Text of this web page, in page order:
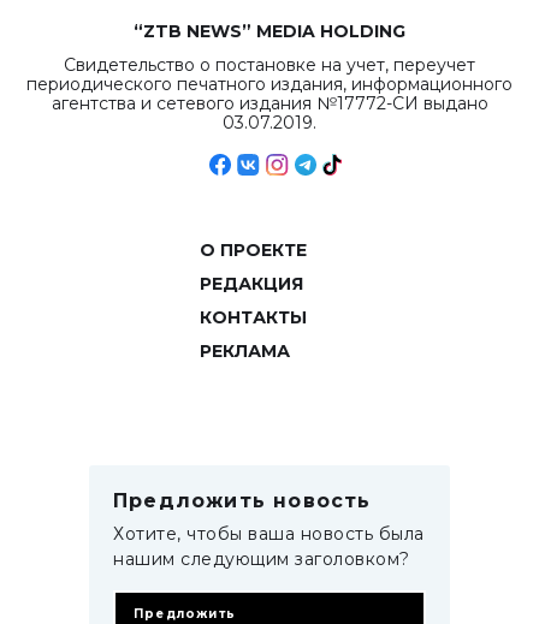
“ZTB NEWS” MEDIA HOLDING
Свидетельство о постановке на учет, переучет
периодического печатного издания, информационного
агентства и сетевого издания №17772-СИ выдано
03.07.2019.
О ПРОЕКТЕ
РЕДАКЦИЯ
КОНТАКТЫ
РЕКЛАМА
Предложить новость
Хотите, чтобы ваша новость была
нашим следующим заголовком?
Предложить